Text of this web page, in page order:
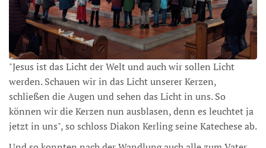
"Jesus ist das Licht der Welt und auch wir sollen Licht
werden. Schauen wir in das Licht unserer Kerzen,
schließen die Augen und sehen das Licht in uns. So
können wir die Kerzen nun ausblasen, denn es leuchtet ja
jetzt in uns", so schloss Diakon Kerling seine Katechese ab.